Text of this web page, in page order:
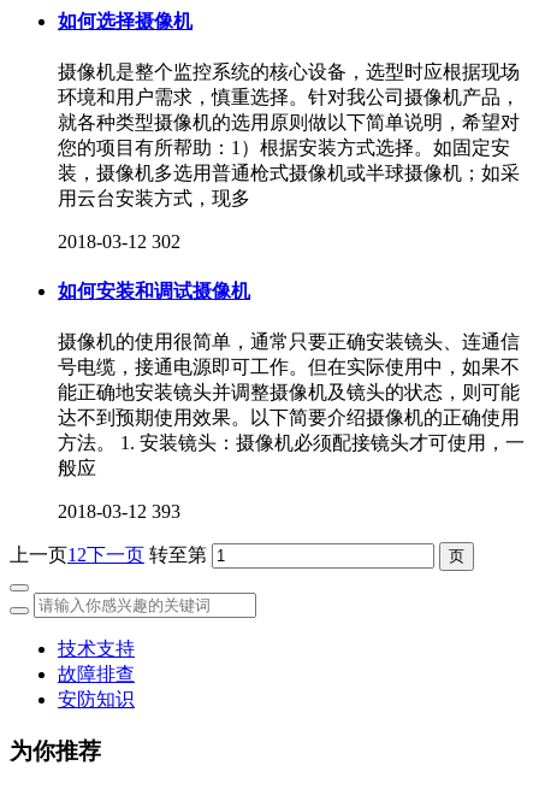
如何选择摄像机
摄像机是整个监控系统的核心设备，选型时应根据现场
环境和用户需求，慎重选择。针对我公司摄像机产品，
就各种类型摄像机的选用原则做以下简单说明，希望对
您的项目有所帮助：1）根据安装方式选择。如固定安
装，摄像机多选用普通枪式摄像机或半球摄像机；如采
用云台安装方式，现多
2018-03-12 302
如何安装和调试摄像机
摄像机的使用很简单，通常只要正确安装镜头、连通信
号电缆，接通电源即可工作。但在实际使用中，如果不
能正确地安装镜头并调整摄像机及镜头的状态，则可能
达不到预期使用效果。以下简要介绍摄像机的正确使用
方法。 1. 安装镜头：摄像机必须配接镜头才可使用，一
般应
2018-03-12 393
上一页1 2下一页 转至第
技术支持
故障排查
安防知识
为你推荐